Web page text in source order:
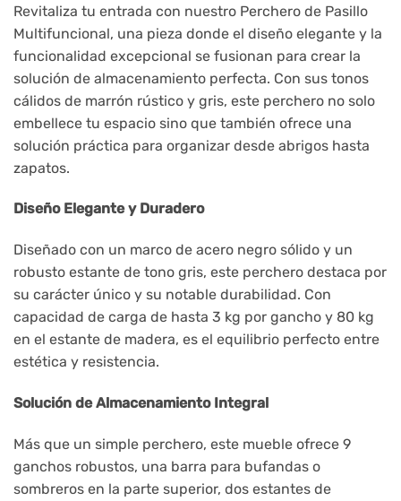
Revitaliza tu entrada con nuestro Perchero de Pasillo
Multifuncional, una pieza donde el diseño elegante y la
funcionalidad excepcional se fusionan para crear la
solución de almacenamiento perfecta. Con sus tonos
cálidos de marrón rústico y gris, este perchero no solo
embellece tu espacio sino que también ofrece una
solución práctica para organizar desde abrigos hasta
zapatos.
Diseño Elegante y Duradero
Diseñado con un marco de acero negro sólido y un
robusto estante de tono gris, este perchero destaca por
su carácter único y su notable durabilidad. Con
capacidad de carga de hasta 3 kg por gancho y 80 kg
en el estante de madera, es el equilibrio perfecto entre
estética y resistencia.
Solución de Almacenamiento Integral
Más que un simple perchero, este mueble ofrece 9
ganchos robustos, una barra para bufandas o
sombreros en la parte superior, dos estantes de